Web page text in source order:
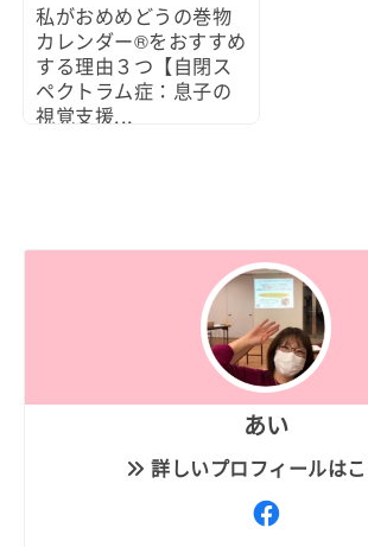
私がおめめどうの巻物
カレンダー®をおすすめ
する理由３つ【自閉ス
ペクトラム症：息子の
視覚支援...
あい
詳しいプロフィールは